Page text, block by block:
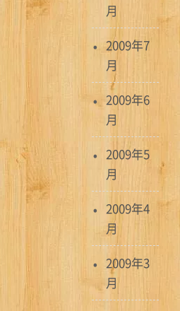
月
2009年7
月
2009年6
月
2009年5
月
2009年4
月
2009年3
月